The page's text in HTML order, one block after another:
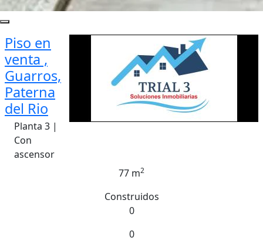
Piso en
venta ,
Guarros,
Paterna
del Rio
Planta 3 |
Con
ascensor
77 m2
Construidos
0
0